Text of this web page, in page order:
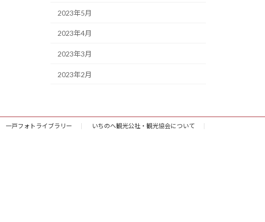
2023年5月
2023年4月
2023年3月
2023年2月
一戸フォトライブラリー いちのへ観光公社・観光協会について